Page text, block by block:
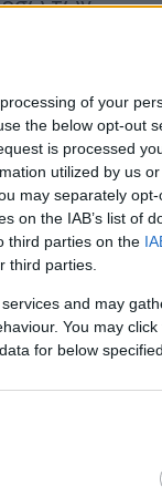
of your
the below opt-out
is processed
utilized by us
may separately
on the IAB’s list of
third parties on the
third parties.
and may
You may
for below
περιοχή
χαρά μας
του
Alma
και τον
ΕΚΤΟΣ